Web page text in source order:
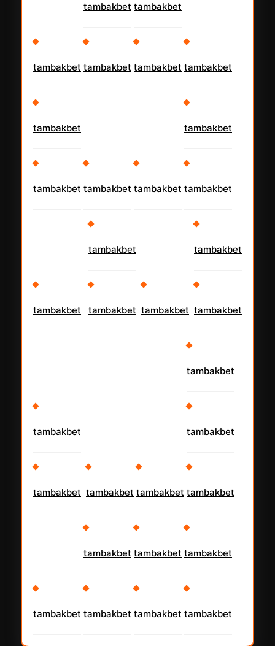
tambakbet
tambakbet
tambakbet
tambakbet
tambakbet tambakbet
tambakbet
tambakbet tambakbet tambakbet
tambakbet
tambakbet
tambakbet
tambakbet
tambakbet tambakbet
tambakbet
tambakbet
tambakbet
tambakbet tambakbet tambakbet
tambakbet
tambakbet
tambakbet
tambakbet
tambakbet
tambakbet
tambakbet
tambakbet
tambakbet
tambakbet